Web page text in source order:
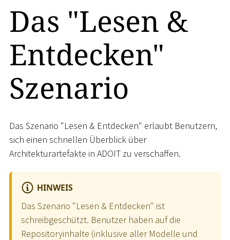
Das "Lesen &
Entdecken"
Szenario
Das Szenario "Lesen & Entdecken" erlaubt Benutzern,
sich einen schnellen Überblick über
Architekturartefakte in ADOIT zu verschaffen.
HINWEIS
Das Szenario "Lesen & Entdecken" ist
schreibgeschützt. Benutzer haben auf die
Repositoryinhalte (inklusive aller Modelle und